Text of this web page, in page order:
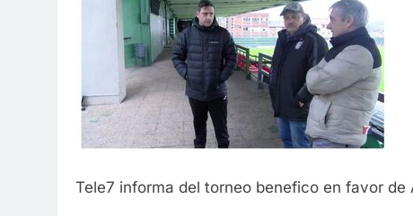
Tele7 informa del torneo benefico en favor